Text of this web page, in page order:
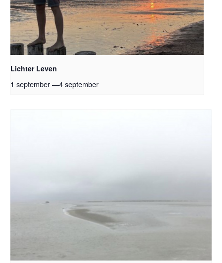
Lichter Leven
1 september—4 september